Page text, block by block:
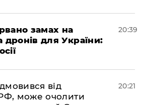
замах на
дронів для України:
20:39
від
може очолити
20:21